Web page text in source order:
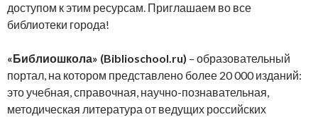
доступом к этим ресурсам. Приглашаем во все
библиотеки города!
«Библиошкола» (Biblioschool.ru) – образовательный
портал, на котором представлено более 20 000 изданий:
это учебная, справочная, научно-познавательная,
методическая литература от ведущих российских